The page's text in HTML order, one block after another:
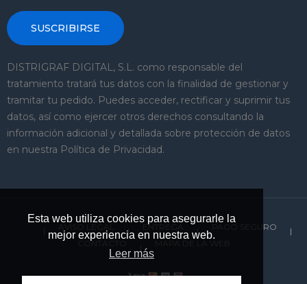
Esta web utiliza cookies para asegurarle la
mejor experiencia en nuestra web.
Leer más
SUSCRIBIRSE
DISTRIGRAF DIGITAL, S.L. como responsable del
tratamiento tratará tus datos con la finalidad de gestionar y
tramitar tu pedido. Puedes acceder, rectificar y suprimir tus
datos, así como ejercer otros derechos consultando la
información adicional y detallada sobre protección de datos
en nuestra Política de Privacidad.
ENTREGA
PAGO SEGURO
CONTACTO